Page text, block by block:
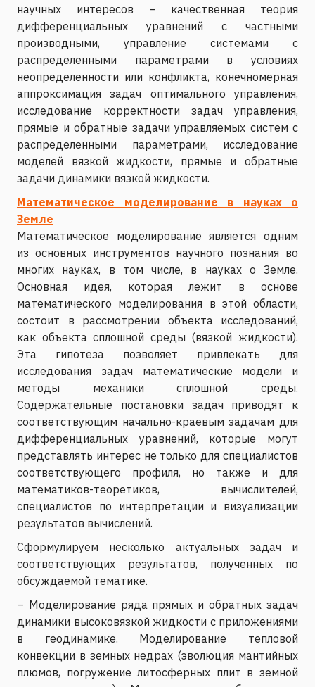
научных интересов – качественная теория
дифференциальных уравнений с частными
производными, управление системами с
распределенными параметрами в условиях
неопределенности или конфликта, конечномерная
аппроксимация задач оптимального управления,
исследование корректности задач управления,
прямые и обратные задачи управляемых систем с
распределенными параметрами, исследование
моделей вязкой жидкости, прямые и обратные
задачи динамики вязкой жидкости.
Математическое моделирование в науках о
Земле
Математическое моделирование является одним
из основных инструментов научного познания во
многих науках, в том числе, в науках о Земле.
Основная идея, которая лежит в основе
математического моделирования в этой области,
состоит в рассмотрении объекта исследований,
как объекта сплошной среды (вязкой жидкости).
Эта гипотеза позволяет привлекать для
исследования задач математические модели и
методы механики сплошной среды.
Содержательные постановки задач приводят к
соответствующим начально-краевым задачам для
дифференциальных уравнений, которые могут
представлять интерес не только для специалистов
соответствующего профиля, но также и для
математиков-теоретиков, вычислителей,
специалистов по интерпретации и визуализации
результатов вычислений.
Сформулируем несколько актуальных задач и
соответствующих результатов, полученных по
обсуждаемой тематике.
– Моделирование ряда прямых и обратных задач
динамики высоковязкой жидкости с приложениями
в геодинамике. Моделирование тепловой
конвекции в земных недрах (эволюция мантийных
плюмов, погружение литосферных плит в земной